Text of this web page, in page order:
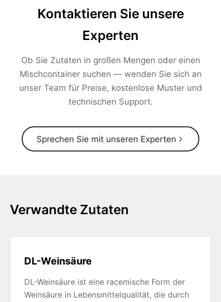
Kontaktieren Sie unsere
Experten
Ob Sie Zutaten in großen Mengen oder einen
Mischcontainer suchen — wenden Sie sich an
unser Team für Preise, kostenlose Muster und
technischen Support.
Sprechen Sie mit unseren Experten
Verwandte Zutaten
DL-Weinsäure
DL-Weinsäure ist eine racemische Form der
Weinsäure in Lebensmittelqualität, die durch